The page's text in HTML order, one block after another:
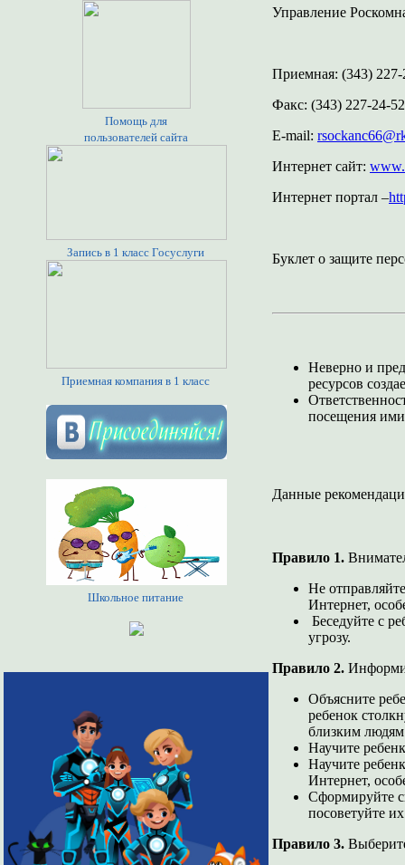
Помощь для
пользователей сайта
Запись в 1 класс Госуслуги
Приемная компания в 1 класс
Школьное питание
Управление
Приемная: (343) 227-
Факс: (343) 227-24-52
E-mail:
Интернет сайт:
Интернет портал –
Буклет о защите
Неверно и
ресурсов
посещения
Данные
Правило 1.
Не
Интернет,
Беседуйте с
угрозу.
Правило 2.
Объясните
ребенок
близким
Научите
Научите
Интернет,
Сформируйте
посоветуйте
Правило 3.